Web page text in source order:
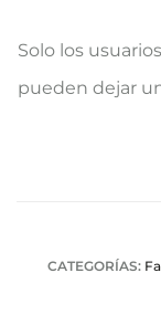
V
a
Solo los
pueden dejar
CATEGORÍAS: